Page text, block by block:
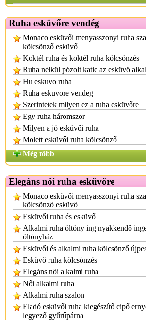
Ruha esküvőre vendég
Monaco esküvői menyasszonyi ruha
kölcsönző esküvő
Koktél ruha és koktél ruha kölcsönzés
Ruha nélkül pózolt katie az esküvő
Hu eskuvo ruha
Ruha eskuvore vendeg
Szerintetek milyen ez a ruha esküvőre
Egy ruha háromszor
Milyen a jó esküvői ruha
Molett esküvői ruha kölcsönző
Még több
Elegáns női ruha esküvőre
Monaco esküvői menyasszonyi ruha
kölcsönző esküvő
Esküvői ruha és esküvő
Alkalmi ruha öltöny ing nyakkendő
öltönyház
Esküvői és alkalmi ruha kölcsönző
Esküvő ruha kölcsönzés
Elegáns női alkalmi ruha
Női alkalmi ruha
Alkalmi ruha szalon
Eladó esküvői ruha kiegészítő cipő
legyező gyűrűpárna